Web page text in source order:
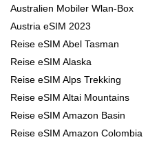
Australien Mobiler Wlan-Box
Austria eSIM 2023
Reise eSIM Abel Tasman
Reise eSIM Alaska
Reise eSIM Alps Trekking
Reise eSIM Altai Mountains
Reise eSIM Amazon Basin
Reise eSIM Amazon Colombia